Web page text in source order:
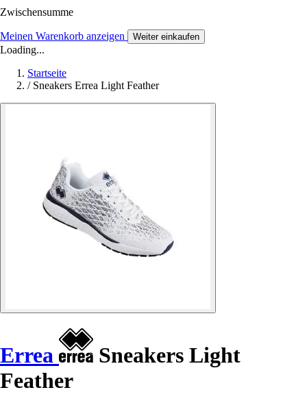
Zwischensumme
Meinen Warenkorb anzeigen Weiter einkaufen
Loading...
Startseite
/ Sneakers Errea Light Feather
Errea
Sneakers Light
Feather